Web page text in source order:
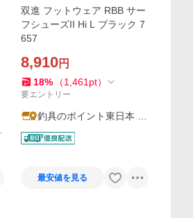
双進 フットウェア RBB サー
フシューズII Hi L ブラック 7
657
8,910円
18% （1,461 pt）
要エントリー
釣具のポイント東日本 Y
ahoo!店
最安値を見る